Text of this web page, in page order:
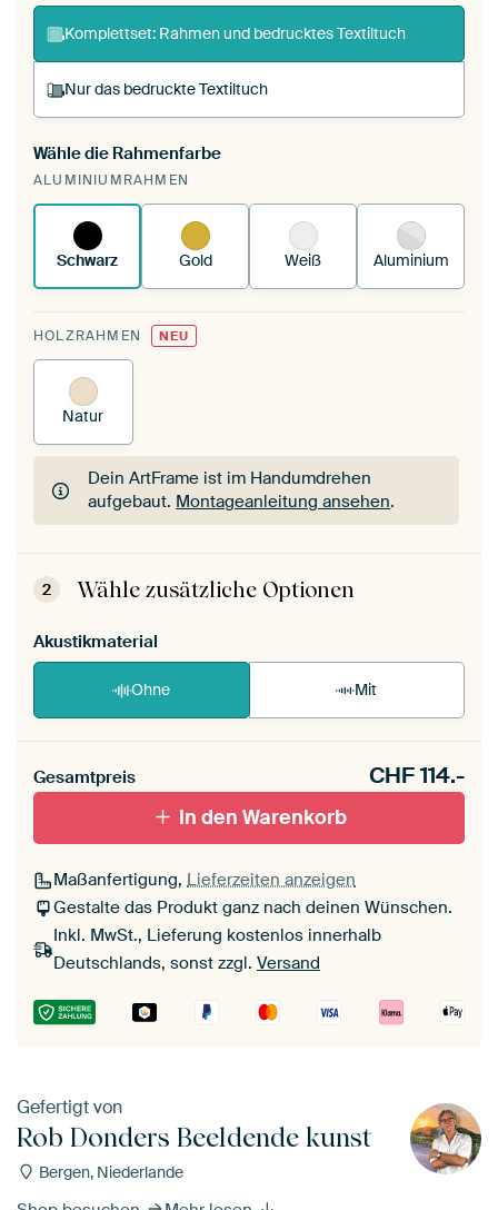
Komplettset: Rahmen und bedrucktes Textiltuch
Nur das bedruckte Textiltuch
Du spannst einen wechselbaren Textiltuch in
deinen vorhandenen ArtFrame™.
funktioniert es.
Wähle die Rahmenfarbe
ALUMINIUMRAHMEN
Schwarz Gold Weiß Aluminium
HOLZRAHMEN NEU
Natur
Dein ArtFrame ist im Handumdrehen
aufgebaut. Montageanleitung ansehen.
Dein ArtFrame ist im Handumdrehen
aufgebaut.Montageanleitung ansehen
2 Wähle zusätzliche Optionen
Akustikmaterial
Ohne Mit
Gesamtpreis CHF114.-
In den Warenkorb
Maßanfertigung, Lieferzeiten anzeigen
Gestalte das Produkt ganz nach deinen Wünschen.
Inkl. MwSt., Lieferung kostenlos innerhalb
Deutschlands, sonst zzgl. Versand
Gefertigt von
Rob Donders Beeldende kunst
Bergen, Niederlande